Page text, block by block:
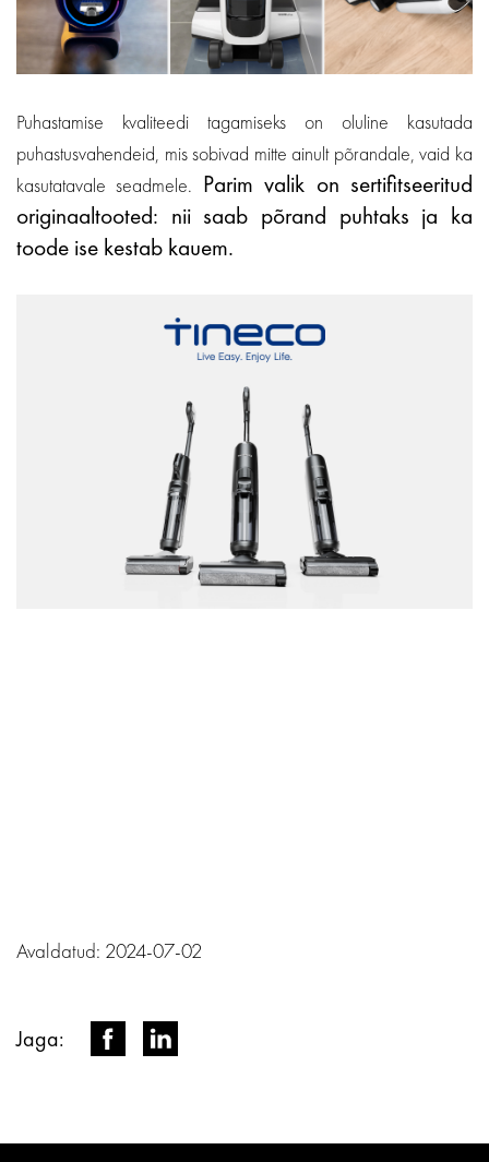
Puhastamise kvaliteedi tagamiseks on oluline kasutada
puhastusvahendeid, mis sobivad mitte ainult põrandale, vaid ka
kasutatavale seadmele. Parim valik on sertifitseeritud
originaaltooted: nii saab põrand puhtaks ja ka
toode ise kestab kauem.
Avaldatud: 2024-07-02
Jaga: